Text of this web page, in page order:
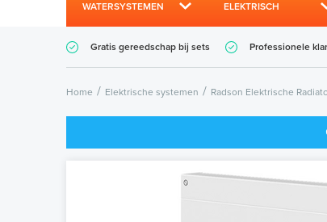
WATERSYSTEMEN ELEKTRISCH
Gratis gereedschap bij sets Professionele
Home Elektrische systemen Radson Elektrische